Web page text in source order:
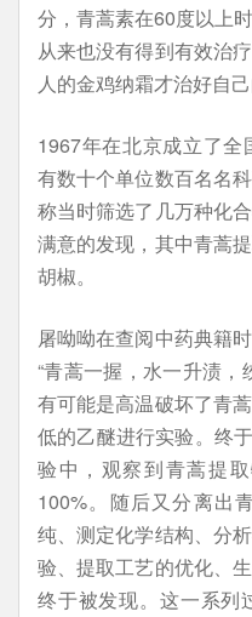
分，青蒿素在60度以上
从来也没有得到有效治
人的金鸡纳霜才治好自己
1967年在北京成立了
有数十个单位数百名名
称当时筛选了几万种化
满意的发现，其中青蒿
胡椒。
屠呦呦在查阅中药典籍
“青蒿一握，水一升渍，
有可能是高温破坏了青
低的乙醚进行实验。终
验中，观察到青蒿提
100%。随后又分离出
纯、测定化学结构、分
验、提取工艺的优化、
终于被发现。这一系列